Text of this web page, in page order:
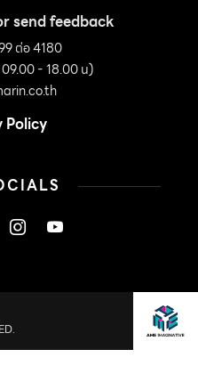
send feedback
ต่อ 4180
- 18.00 น)
Policy